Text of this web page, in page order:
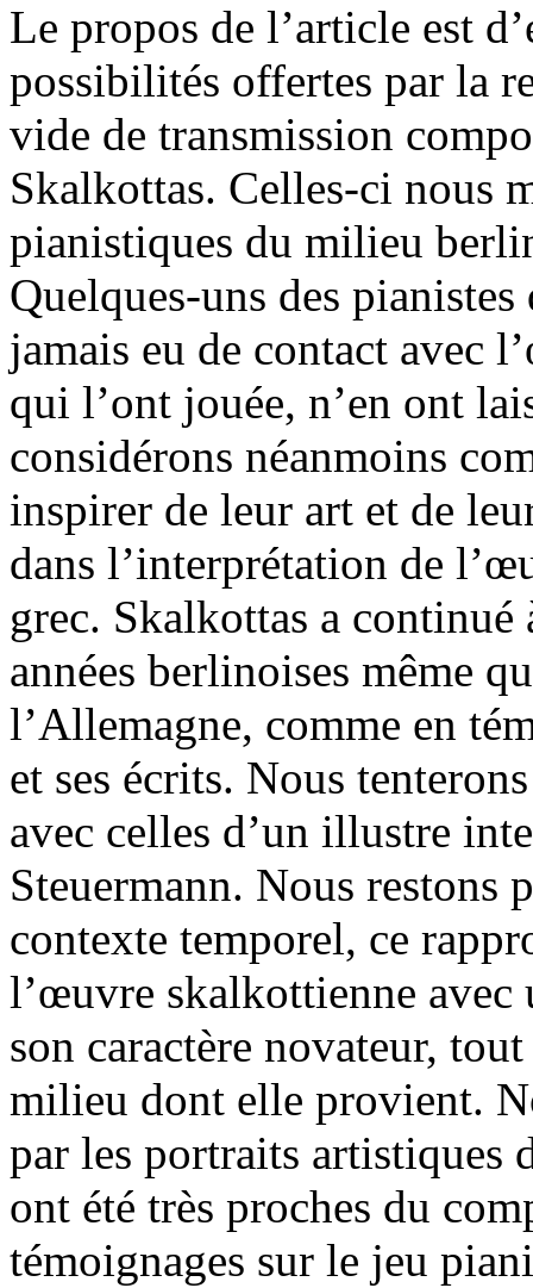
Le propos de l’article est
possibilités offertes par la
vide de transmission
Skalkottas. Celles-ci nous
pianistiques du milieu
Quelques-uns des
jamais eu de contact avec
qui l’ont jouée, n’en ont
considérons néanmoins
inspirer de leur art et de
dans l’interprétation de
grec. Skalkottas a continué
années berlinoises même
l’Allemagne, comme en
et ses écrits. Nous
avec celles d’un illustre
Steuermann. Nous restons
contexte temporel, ce
l’œuvre skalkottienne avec
son caractère novateur,
milieu dont elle provient.
par les portraits artistiques
ont été très proches du
témoignages sur le jeu